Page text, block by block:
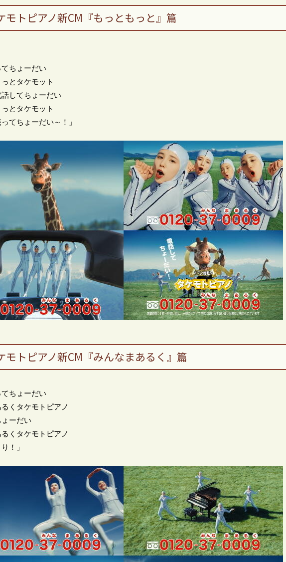
モトピアノ新CM『もっともっと』篇
ちょーだい
とタケモット
してちょーだい
とタケモット
ってちょーだい～！」
モトピアノ新CM『みんなまあるく』篇
ちょーだい
くタケモトピアノ
ーだい
くタケモトピアノ
！」